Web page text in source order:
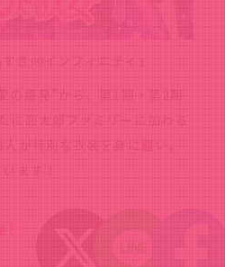
き∞インフィニティ」
の爆発”から、第1期・第2期
に恋太郎ファミリーに加わる
が特別な衣装を身に纏い、
ます！